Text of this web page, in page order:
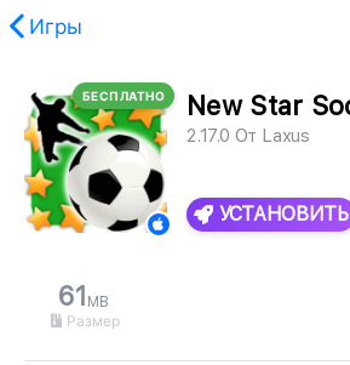
Игры
найден.
БЕСПЛАТНО New Star
2.17.0 От Laxus
УСТАНОВИТЬ
61 MB
Размер